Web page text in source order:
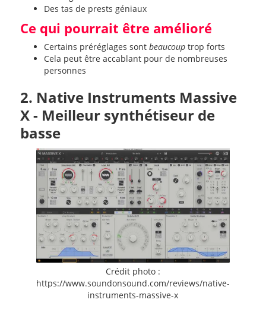
Des tas de prests géniaux
Ce qui pourrait être amélioré
Certains préréglages sont beaucouptrop forts
Cela peut être accablant pour de nombreuses
personnes
2. Native Instruments Massive
X - Meilleur synthétiseur de
basse
Crédit photo :
https://www.soundonsound.com/reviews/native-
instruments-massive-x